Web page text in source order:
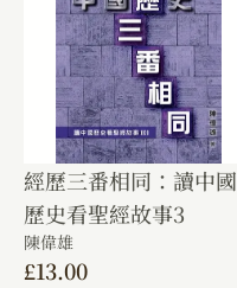
經歷三番相同：讀中國
歷史看聖經故事3
陳偉雄
£13.00